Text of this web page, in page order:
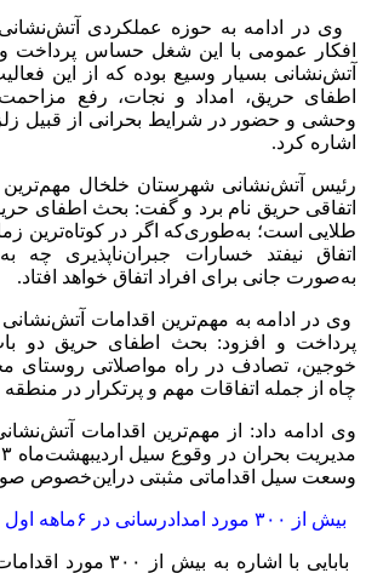
وی در ادامه به حوزه عملکردی
افکار عمومی با این شغل حساس پرداخت
آتش‌نشانی بسیار وسیع بوده که از این
اطفای حریق، امداد و نجات، رفع
وحشی و حضور در شرایط بحرانی از قبیل
اشاره کرد.
رئیس آتش‌نشانی شهرستان خلخال مهم‌ترین
اتفاقی حریق نام برد و گفت: بحث اطفای
طلایی است؛ به‌طوری‌که اگر در کوتاه‌ترین
اتفاق نیفتد خسارات جبران‌ناپذیری
به‌صورت جانی برای افراد اتفاق خواهد افتاد.
وی در ادامه به مهم‌ترین اقدامات
پرداخت و افزود: بحث اطفای حریق دو
خوجین، تصادف در راه مواصلاتی روستای
چاه از جمله اتفاقات مهم و پرتکرار در
وی ادامه داد: از مهم‌ترین اقدامات
وسعت سیل اقداماتی مثبتی دراین‌خصوص
بیش از ۳۰۰ مورد امدادرسانی در ۶ماهه اول سال ۱۴۰۳
بابایی با اشاره به